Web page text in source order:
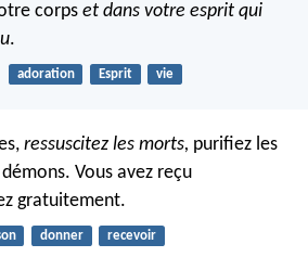
corps et dans votre esprit qui
.
adoration Esprit vie
ressuscitez les morts, purifiez les
Vous avez reçu
gratuitement.
donner recevoir